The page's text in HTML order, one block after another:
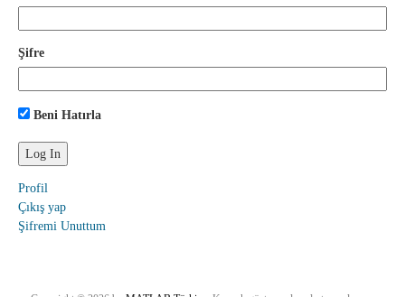
Şifre
Beni Hatırla
Profil
Çıkış yap
Şifremi Unuttum